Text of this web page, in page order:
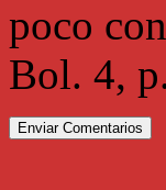
poco
Bol. 4,